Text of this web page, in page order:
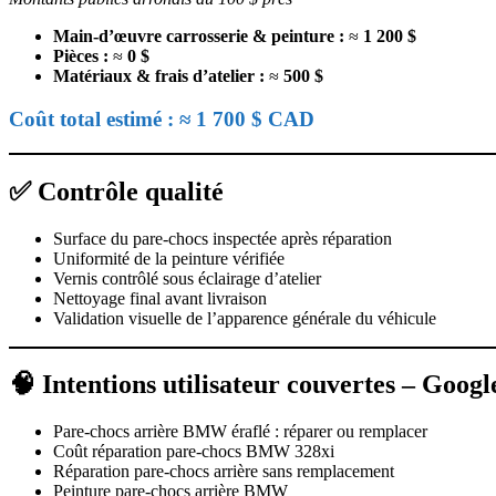
Main-d’œuvre carrosserie & peinture : ≈ 1 200 $
Pièces : ≈ 0 $
Matériaux & frais d’atelier : ≈ 500 $
Coût total estimé : ≈ 1 700 $ CAD
✅ Contrôle qualité
Surface du pare-chocs inspectée après réparation
Uniformité de la peinture vérifiée
Vernis contrôlé sous éclairage d’atelier
Nettoyage final avant livraison
Validation visuelle de l’apparence générale du véhicule
🧠 Intentions utilisateur couvertes –
Pare-chocs arrière BMW éraflé : réparer ou remplacer
Coût réparation pare-chocs BMW 328xi
Réparation pare-chocs arrière sans remplacement
Peinture pare-chocs arrière BMW